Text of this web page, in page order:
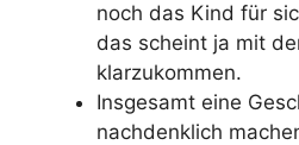
noch das Kind für
das scheint ja mit
klarzukommen.
Insgesamt eine
nachdenklich